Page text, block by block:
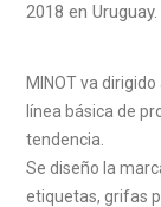
2018 en Uruguay.
MINOT va
línea básica de
tendencia.
Se diseño la
etiquetas, grifas